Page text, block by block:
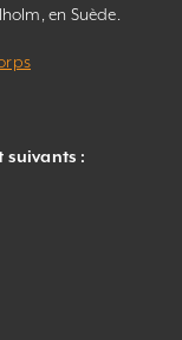
en Suède.
suivants :